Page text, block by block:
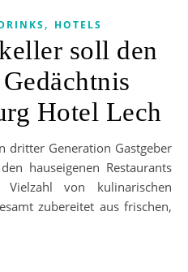
, HOTELS
soll den
Hotel Lech
hauseigenen Restaurants
von kulinarischen
zubereitet aus frischen,